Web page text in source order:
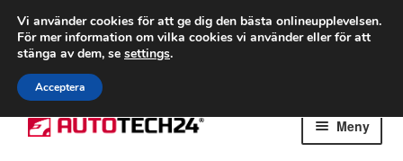
FRAKT från 75 kr
Världsomspännande frakt
Ring 766 924 713
Hoppa
till
Hoppa
till
Meny
Vi använder cookies för att ge dig den bästa onlineupplevelsen.
För mer information om vilka cookies vi använder eller för att
stänga av dem, se settings.
Acceptera